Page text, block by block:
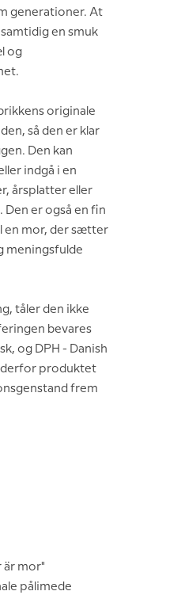
generationer. At
en smuk
og
originale
så den er klar
Den kan
indgå i en
årsplatter eller
er også en fin
en mor, der sætter
meningsfulde
tåler den ikke
bevares
og DPH - Danish
derfor produktet
frem
är mor"
pålimede